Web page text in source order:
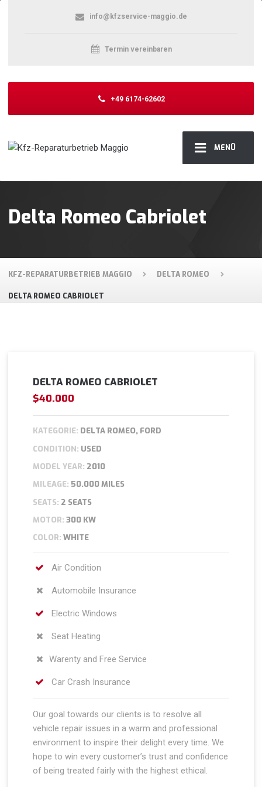
MENÜ
info@kfzservice-maggio.de
Termin vereinbaren
+49 6174-62602
Delta Romeo Cabriolet
KFZ-REPARATURBETRIEB MAGGIO DELTA ROMEO
DELTA ROMEO CABRIOLET
DELTA ROMEO CABRIOLET
$40.000
KATEGORIE: DELTA ROMEO, FORD
CONDITION: USED
MODEL YEAR: 2010
MILEAGE: 50.000 MILES
SEATS: 2 SEATS
MOTOR: 300 KW
COLOR: WHITE
Air Condition
Automobile Insurance
Electric Windows
Seat Heating
Warenty and Free Service
Car Crash Insurance
Our goal towards our clients is to resolve all
vehicle repair issues in a warm and professional
environment to inspire their delight every time. We
hope to win every customer’s trust and confidence
of being treated fairly with the highest ethical.